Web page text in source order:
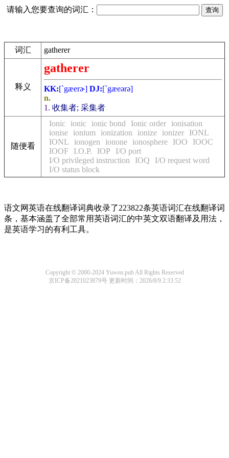
请输入您要查询的词汇：
词汇 gatherer
释义
gatherer
KK:[`gæerɚ] DJ:[`gæeәrә]
n.
1. 收集者; 采集者
随便看
Ionic ionic ionic bond Ionic order
ionisation
ionise
ionium ionization ionize ionizer
IONL
IONL
ionogen ionone ionosphere IOO
IOOC
IOOF
I.O.P. IOP
I/O port
I/O privileged instruction
IOQ
I/O request word
I/O status block
语文网英语在线翻译词典收录了223822条英语词汇在线翻译词
条，基本涵盖了全部常用英语词汇的中英文双语翻译及用法，
是英语学习的有利工具。
Copyright © 2000-2024 Yuwen.pub All Rights Reserved
京ICP备2021023879号更新时间：2026/8/9 2:33:52